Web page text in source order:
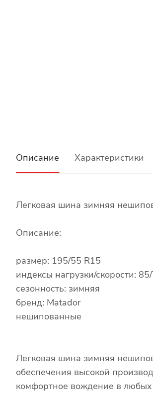
Описание Характеристики
Легковая шина зимняя
Описание:
размер: 195/55 R15
индексы нагрузки/скорости:
сезонность: зимняя
бренд: Matador
нешипованные
Легковая шина зимняя
обеспечения высокой
комфортное вождение в любых